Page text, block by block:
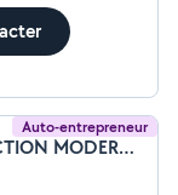
Auto-entrepreneur
Pellumb Neziraj (CONSTRUCTION MODERNE)